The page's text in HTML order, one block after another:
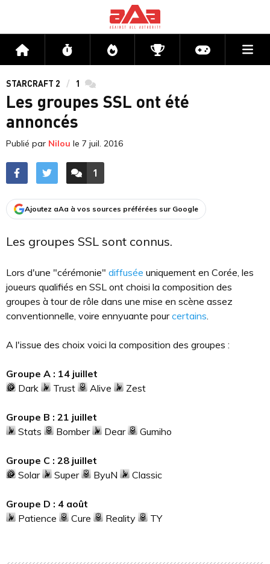
Accueil Flux Directs CompétitionsActu jeux
STARCRAFT 2 1 commentaires
Les groupes SSL ont été
annoncés
Publié par Nilou le 7 juil. 2016
ACCÉDER AUX
1
COMMENTAIRES
Ajoutez aAa à vos sources préférées sur Google
Les groupes SSL sont connus.
Lors d'une "cérémonie" diffusée uniquement en Corée, les
joueurs qualifiés en SSL ont choisi la composition des
groupes à tour de rôle dans une mise en scène assez
conventionnelle, voire ennyuante pourcertains.
A l'issue des choix voici la composition des groupes :
Groupe A : 14 juillet
Dark
Trust Alive Zest
Groupe B : 21 juillet
Stats
Bomber Dear Gumiho
Groupe C : 28 juillet
Solar
Super ByuN Classic
Groupe D : 4 août
Patience
Cure Reality TY